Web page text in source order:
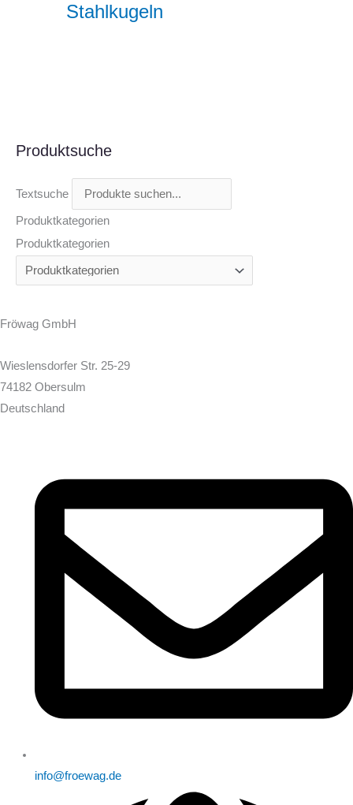
Stahlkugeln
Produktsuche
Textsuche
Produktkategorien
Produktkategorien
Fröwag GmbH
Wieslensdorfer Str. 25-29
74182 Obersulm
Deutschland
info@froewag.de